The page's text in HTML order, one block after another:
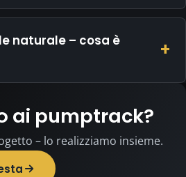
naturale – cosa è
ai pumptrack?
– lo realizziamo insieme.